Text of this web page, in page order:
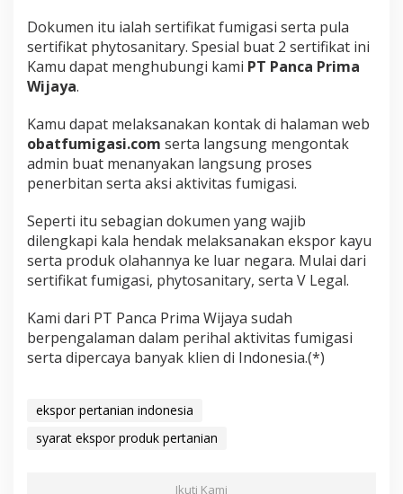
Dokumen itu ialah sertifikat fumigasi serta pula
sertifikat phytosanitary. Spesial buat 2 sertifikat ini
Kamu dapat menghubungi kami PT Panca Prima
Wijaya.
Kamu dapat melaksanakan kontak di halaman web
obatfumigasi.com serta langsung mengontak
admin buat menanyakan langsung proses
penerbitan serta aksi aktivitas fumigasi.
Seperti itu sebagian dokumen yang wajib
dilengkapi kala hendak melaksanakan ekspor kayu
serta produk olahannya ke luar negara. Mulai dari
sertifikat fumigasi, phytosanitary, serta V Legal.
Kami dari PT Panca Prima Wijaya sudah
berpengalaman dalam perihal aktivitas fumigasi
serta dipercaya banyak klien di Indonesia.(*)
ekspor pertanian indonesia
syarat ekspor produk pertanian
Ikuti Kami